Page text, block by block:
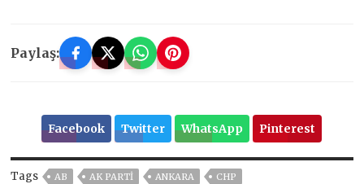
Paylaş:
Facebook Twitter WhatsApp Pinterest
Tags AB AK PARTİ ANKARA
CHP